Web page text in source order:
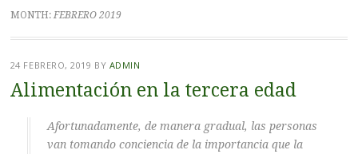
MONTH: FEBRERO 2019
24 FEBRERO, 2019 BY ADMIN
Alimentación en la tercera edad
Afortunadamente, de manera gradual, las personas
van tomando conciencia de la importancia que la